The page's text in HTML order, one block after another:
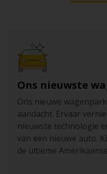
Ons nieuwste
Ons nieuwe
aandacht. Ervaar
nieuwste technologie
van een nieuwe auto.
de ultieme